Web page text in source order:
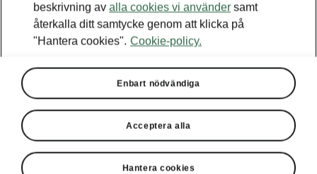
beskrivning av alla cookies vi använder samt
återkalla ditt samtycke genom att klicka på
"Hantera cookies". Cookie-policy.
Enbart nödvändiga
Acceptera alla
Hantera cookies